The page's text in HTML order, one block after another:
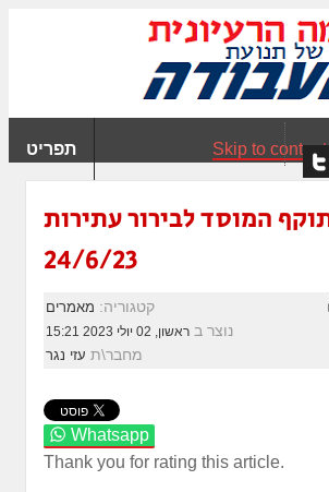
תפריט Skip to content
המוסד לבירור עתירות
24/6/23
קטגוריה: מאמרים
נוצר ב ראשון, 02 יולי 2023 15:21
מחבר\ת עזי נגר
Whatsapp
Thank you for rating this article.